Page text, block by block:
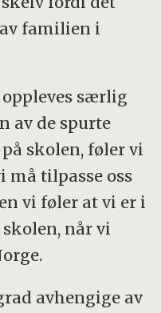
familien i
særlig
av de spurte
skolen, føler vi
må tilpasse oss
vi føler at vi er i
når vi
avhengige av